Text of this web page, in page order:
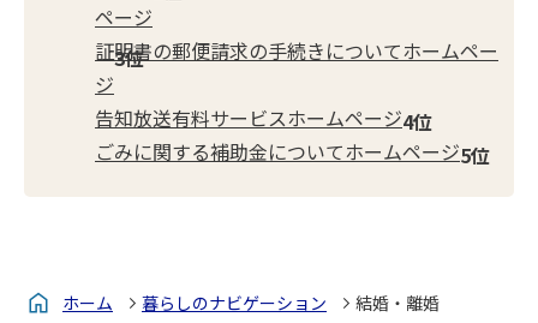
ページ
証明書の郵便請求の手続きについてホームペー
ジ
告知放送有料サービスホームページ
ごみに関する補助金についてホームページ
ホーム 暮らしのナビゲーション 結婚・離婚